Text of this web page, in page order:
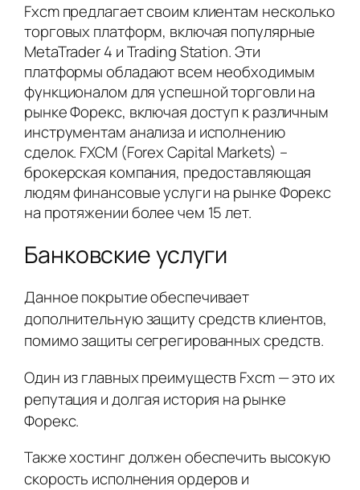
Fxcm предлагает своим клиентам несколько
торговых платформ, включая популярные
MetaTrader 4 и Trading Station. Эти
платформы обладают всем необходимым
функционалом для успешной торговли на
рынке Форекс, включая доступ к различным
инструментам анализа и исполнению
сделок. FXCM (Forex Capital Markets) –
брокерская компания, предоставляющая
людям финансовые услуги на рынке Форекс
на протяжении более чем 15 лет.
Банковские услуги
Данное покрытие обеспечивает
дополнительную защиту средств клиентов,
помимо защиты сегрегированных средств.
Один из главных преимуществ Fxcm — это их
репутация и долгая история на рынке
Форекс.
Также хостинг должен обеспечить высокую
скорость исполнения ордеров и